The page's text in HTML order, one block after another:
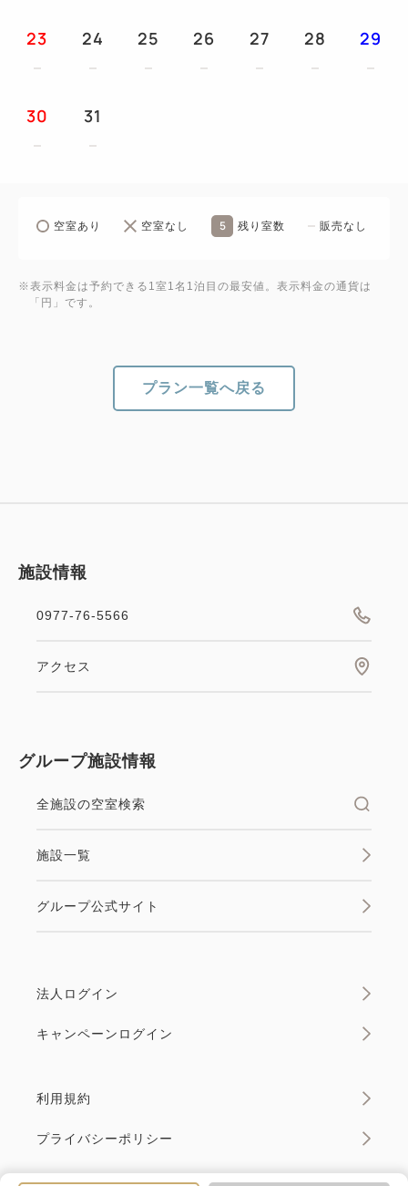
23 24 25 26 27 28 29
30 31
空室あり 空室なし 5 残り室数 販売なし
※表示料金は予約できる1室1名1泊目の最安値。表示料金の通貨は
「円」です。
プラン一覧へ戻る
施設情報
0977-76-5566
アクセス
グループ施設情報
全施設の空室検索
施設一覧
グループ公式サイト
法人ログイン
キャンペーンログイン
利用規約
プライバシーポリシー